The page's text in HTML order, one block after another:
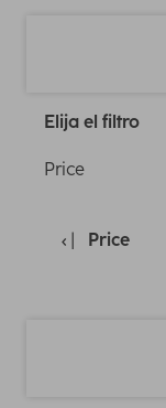
Elija el filtro
Price
Price